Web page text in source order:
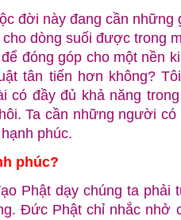
đời này đang cần
dòng suối được trong
đóng góp cho một nền
tân tiến hơn không?
có đầy đủ khả năng
Ta cần những người
phúc.
phúc?
Phật dạy chúng ta
Đức Phật chỉ nhắc nhở